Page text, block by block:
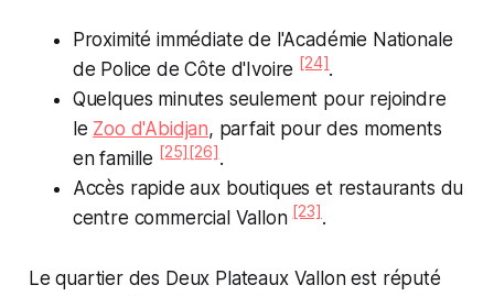
Proximité immédiate de l'Académie Nationale
de Police de Côte d'Ivoire [24].
Quelques minutes seulement pour rejoindre
le Zoo d'Abidjan, parfait pour des moments
en famille[25] [26].
Accès rapide aux boutiques et restaurants du
centre commercial Vallon[23].
Le quartier des Deux Plateaux Vallon est réputé